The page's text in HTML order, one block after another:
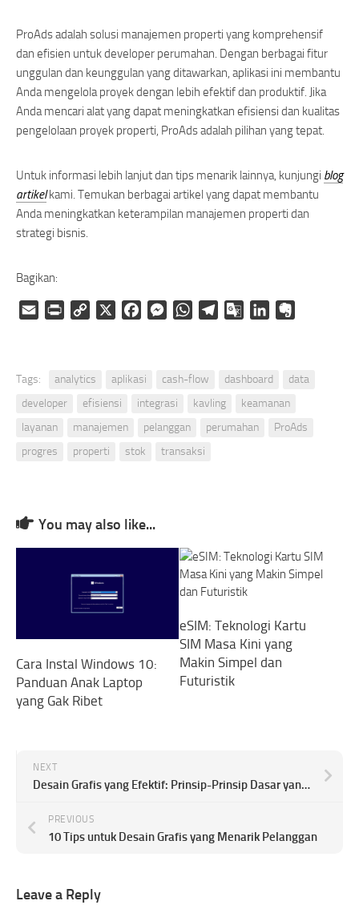
ProAds adalah solusi manajemen properti yang komprehensif
dan efisien untuk developer perumahan. Dengan berbagai fitur
unggulan dan keunggulan yang ditawarkan, aplikasi ini membantu
Anda mengelola proyek dengan lebih efektif dan produktif. Jika
Anda mencari alat yang dapat meningkatkan efisiensi dan kualitas
pengelolaan proyek properti, ProAds adalah pilihan yang tepat.
Untuk informasi lebih lanjut dan tips menarik lainnya, kunjungi blog
artikelkami. Temukan berbagai artikel yang dapat membantu
Anda meningkatkan keterampilan manajemen properti dan
strategi bisnis.
Bagikan:
Email Print
Copy
FacebookMessengerWhatsAppTelegramGoogleLinkedIn
Tags: analytics aplikasi cash-flow dashboard
data
developer
efisiensi integrasi kavling
keamanan
layanan
manajemen pelanggan perumahan
ProAds
progres
properti stok transaksi
You may also like...
Cara Instal Windows 10:
Panduan Anak Laptop
yang Gak Ribet
eSIM: Teknologi Kartu
SIM Masa Kini yang
Makin Simpel dan
Futuristik
NEXT
Desain Grafis yang Efektif: Prinsip-Prinsip Dasar yang Harus Diketahui
PREVIOUS
10 Tips untuk Desain Grafis yang Menarik Pelanggan
Leave a Reply